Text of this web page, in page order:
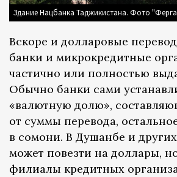
Здание Нацбанка Таджикистана. Фото
Вскоре и долларовые
банки и микрокредитные
частично или полностью
Обычно банки сами
«валютную долю»,
от суммы перевода,
в сомони. В Душанбе и
может повезти на доллары,
филиалы кредитных